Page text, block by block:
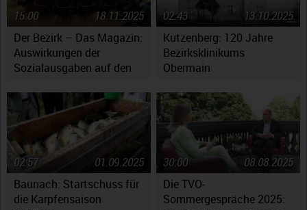
Der Bezirk – Das Magazin:
Auswirkungen der
Sozialausgaben auf den
18.11.2025
15:00
Kutzenberg: 120 Jahre
Bezirksklinikums
Obermain
13.10.2025
02:43
Baunach: Startschuss für
die Karpfensaison
01.09.2025
02:57
Die TVO-
Sommergespräche 2025:
08.08.2025
30:00